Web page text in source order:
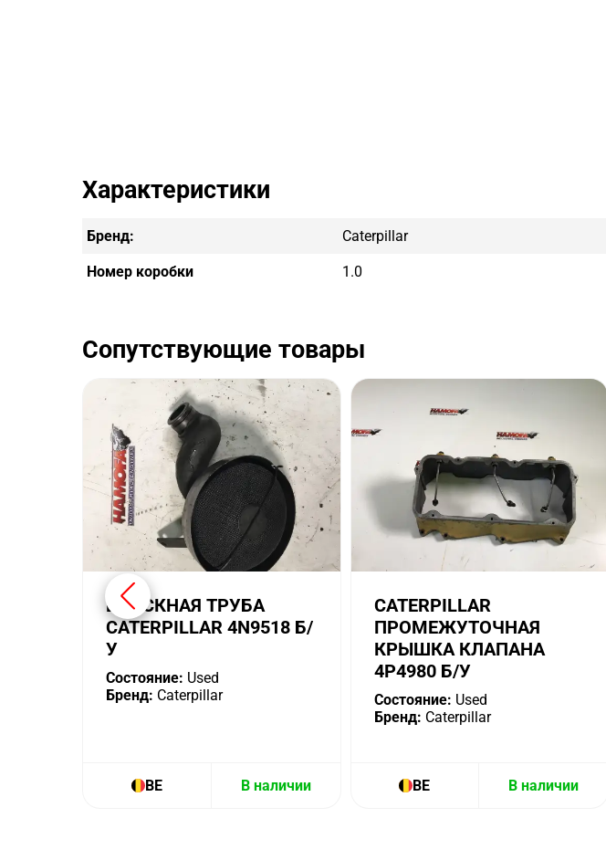
Характеристики
Бренд: Caterpillar
Номер коробки 1.0
Сопутствующие товары
ВПУСКНАЯ ТРУБА
CATERPILLAR 4N9518 Б/
У
Состояние: Used
Бренд: Caterpillar
BE В наличии
CATERPILLAR
ПРОМЕЖУТОЧНАЯ
КРЫШКА КЛАПАНА
4P4980 Б/У
Состояние: Used
Бренд: Caterpillar
BE В наличии